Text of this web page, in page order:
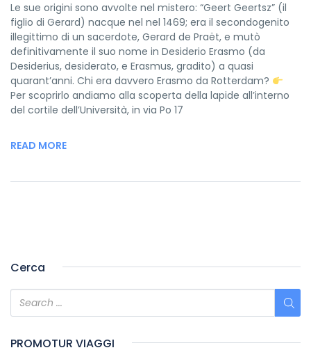
Le sue origini sono avvolte nel mistero: “Geert Geertsz” (il
figlio di Gerard) nacque nel nel 1469; era il secondogenito
illegittimo di un sacerdote, Gerard de Praët, e mutò
definitivamente il suo nome in Desiderio Erasmo (da
Desiderius, desiderato, e Erasmus, gradito) a quasi
quarant’anni. Chi era davvero Erasmo da Rotterdam?
Per scoprirlo andiamo alla scoperta della lapide all’interno
del cortile dell’Università, in via Po 17
READ MORE
Cerca
PROMOTUR VIAGGI